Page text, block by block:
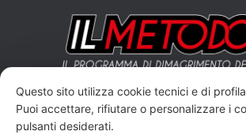
Questo sito utilizza cookie tecnici e di
Puoi accettare, rifiutare o personalizzare i
pulsanti desiderati.